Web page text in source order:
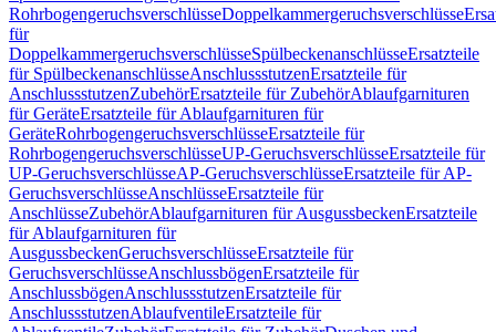
RohrbogengeruchsverschlüsseDoppelkammergeruchsverschlüsse
für
DoppelkammergeruchsverschlüsseSpülbeckenanschlüsseErsatzteile
für SpülbeckenanschlüsseAnschlussstutzenErsatzteile für
AnschlussstutzenZubehörErsatzteile für ZubehörAblaufgarnituren
für GeräteErsatzteile für Ablaufgarnituren für
GeräteRohrbogengeruchsverschlüsseErsatzteile für
RohrbogengeruchsverschlüsseUP-GeruchsverschlüsseErsatzteile für
UP-GeruchsverschlüsseAP-GeruchsverschlüsseErsatzteile für AP-
GeruchsverschlüsseAnschlüsseErsatzteile für
AnschlüsseZubehörAblaufgarnituren für AusgussbeckenErsatzteile
für Ablaufgarnituren für
AusgussbeckenGeruchsverschlüsseErsatzteile für
GeruchsverschlüsseAnschlussbögenErsatzteile für
AnschlussbögenAnschlussstutzenErsatzteile für
AnschlussstutzenAblaufventileErsatzteile für